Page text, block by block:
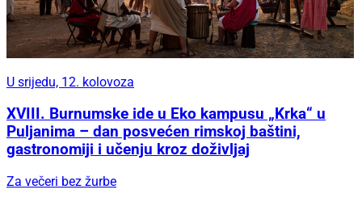
U srijedu, 12. kolovoza
XVIII. Burnumske ide u Eko kampusu „Krka“ u
Puljanima – dan posvećen rimskoj baštini,
gastronomiji i učenju kroz doživljaj
Za večeri bez žurbe